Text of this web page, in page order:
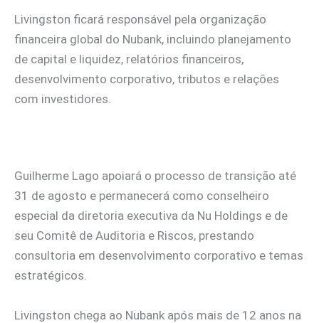
Livingston ficará responsável pela organização
financeira global do Nubank, incluindo planejamento
de capital e liquidez, relatórios financeiros,
desenvolvimento corporativo, tributos e relações
com investidores.
Guilherme Lago apoiará o processo de transição até
31 de agosto e permanecerá como conselheiro
especial da diretoria executiva da Nu Holdings e de
seu Comitê de Auditoria e Riscos, prestando
consultoria em desenvolvimento corporativo e temas
estratégicos.
Livingston chega ao Nubank após mais de 12 anos na